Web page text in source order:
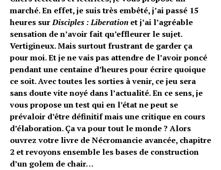
marché. En effet, je suis très embêté, j’ai passé 15
heures surDisciples : Liberation et j’ai l’agréable
sensation de n’avoir fait qu’effleurer le sujet.
Vertigineux. Mais surtout frustrant de garder ça
pour moi. Et je ne vais pas attendre de l’avoir poncé
pendant une centaine d’heures pour écrire quoique
ce soit. Avec toutes les sorties à venir, ce jeu sera
sans doute vite noyé dans l’actualité. En ce sens, je
vous propose un test qui en l’état ne peut se
prévaloir d’être définitif mais une critique en cours
d’élaboration. Ça va pour tout le monde ? Alors
ouvrez votre livre de Nécromancie avancée, chapitre
2 et revoyons ensemble les bases de construction
d’un golem de chair…